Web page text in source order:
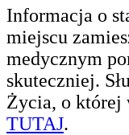
Informacja o
miejscu
medycznym
skuteczniej.
Życia, o której
TUTAJ.